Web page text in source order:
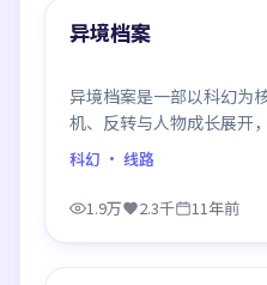
最新
异境档案
异境档案是一部以科幻为
机、反转与人物成长展开
观看。
科幻 · 线路
1.9万 2.3千 11年前